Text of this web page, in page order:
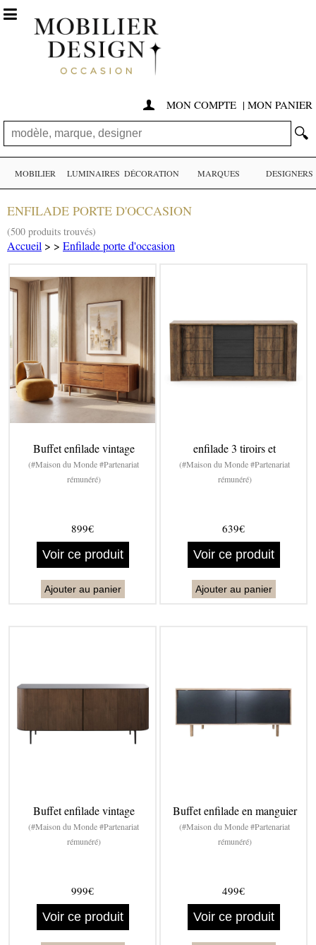
 MON COMPTE | MON PANIER
🔍

MOBILIER LUMINAIRES DÉCORATION MARQUES DESIGNERS
ENFILADE PORTE D'OCCASION
(500 produits trouvés)
Accueil > > Enfilade porte d'occasion
Buffet enfilade vintage
(#Maison du Monde #Partenariat
rémunéré)
899€
Voir ce produit
Ajouter au panier
enfilade 3 tiroirs et
(#Maison du Monde #Partenariat
rémunéré)
639€
Voir ce produit
Ajouter au panier
Buffet enfilade vintage
(#Maison du Monde #Partenariat
rémunéré)
999€
Voir ce produit
Buffet enfilade en manguier
(#Maison du Monde #Partenariat
rémunéré)
499€
Voir ce produit